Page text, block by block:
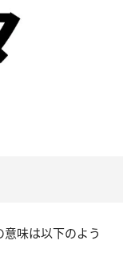
意味は以下のよう